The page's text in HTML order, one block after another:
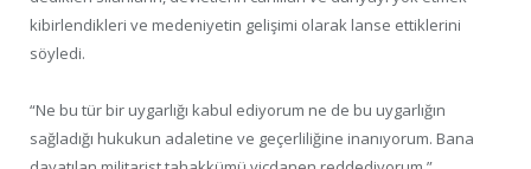
kibirlendikleri ve medeniyetin gelişimi olarak lanse ettiklerini
söyledi.
“Ne bu tür bir uygarlığı kabul ediyorum ne de bu uygarlığın
sağladığı hukukun adaletine ve geçerliliğine inanıyorum. Bana